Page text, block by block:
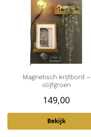
Magnetisch krijtbord –
olijfgroen
149,00
Bekijk